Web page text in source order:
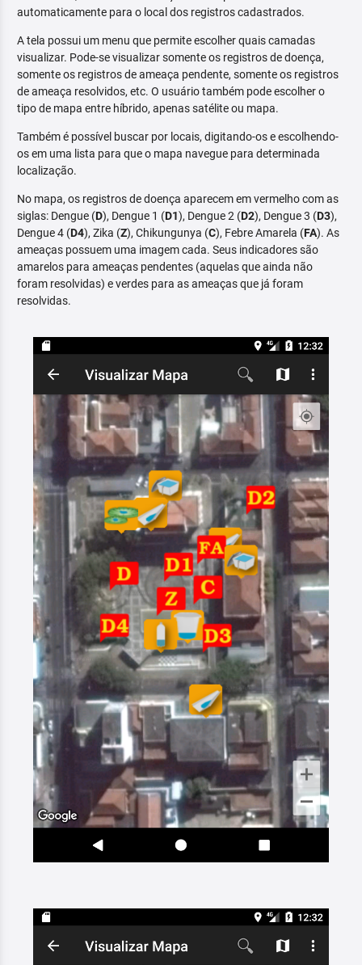
automaticamente para o local dos registros cadastrados.
A tela possui um menu que permite escolher quais camadas
visualizar. Pode-se visualizar somente os registros de doença,
somente os registros de ameaça pendente, somente os registros
de ameaça resolvidos, etc. O usuário também pode escolher o
tipo de mapa entre híbrido, apenas satélite ou mapa.
Também é possível buscar por locais, digitando-os e escolhendo-
os em uma lista para que o mapa navegue para determinada
localização.
No mapa, os registros de doença aparecem em vermelho com as
siglas: Dengue (D), Dengue 1 (D1), Dengue 2 (D2), Dengue 3 (D3),
Dengue 4 (D4), Zika (Z), Chikungunya (C), Febre Amarela (FA). As
ameaças possuem uma imagem cada. Seus indicadores são
amarelos para ameaças pendentes (aquelas que ainda não
foram resolvidas) e verdes para as ameaças que já foram
resolvidas.